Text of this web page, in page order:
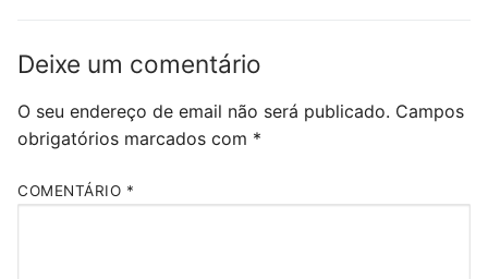
Deixe um comentário
O seu endereço de email não será publicado. Campos
obrigatórios marcados com *
COMENTÁRIO *